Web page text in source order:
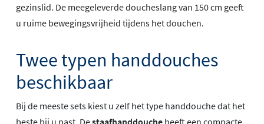
gezinslid. De meegeleverde doucheslang van 150 cm geeft
u ruime bewegingsvrijheid tijdens het douchen.
Twee typen handdouches
beschikbaar
Bij de meeste sets kiest u zelf het type handdouche dat het
beste bij u past. Destaafhanddouche heeft een compacte